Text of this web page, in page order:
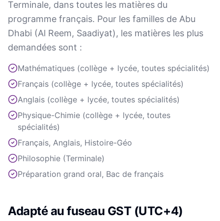
Terminale, dans toutes les matières du
programme français. Pour les familles de Abu
Dhabi (Al Reem, Saadiyat), les matières les plus
demandées sont :
Mathématiques (collège + lycée, toutes spécialités)
Français (collège + lycée, toutes spécialités)
Anglais (collège + lycée, toutes spécialités)
Physique-Chimie (collège + lycée, toutes
spécialités)
Français, Anglais, Histoire-Géo
Philosophie (Terminale)
Préparation grand oral, Bac de français
Adapté au fuseau GST (UTC+4)